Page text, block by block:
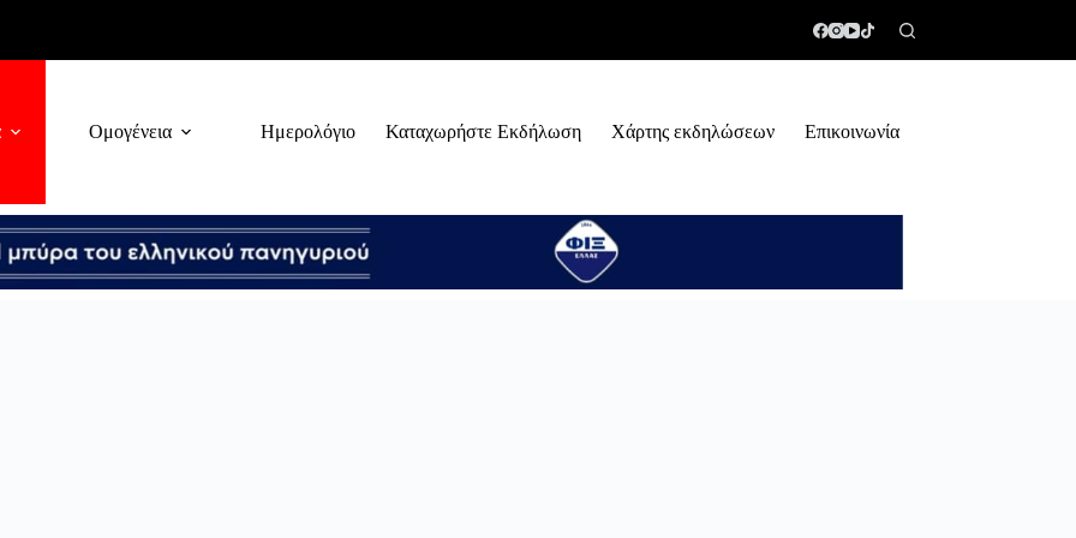
Ομογένεια Ημερολόγιο Καταχωρήστε Εκδήλωση Χάρτης εκδηλώσεων Επικοινωνία